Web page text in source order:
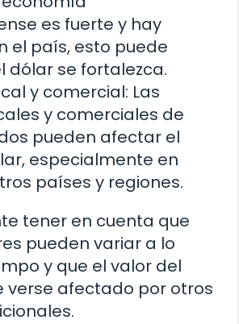
es fuerte y hay
el país, esto puede
dólar se fortalezca.
y comercial: Las
y comerciales de
pueden afectar el
especialmente en
países y regiones.
tener en cuenta que
pueden variar a lo
y que el valor del
verse afectado por otros